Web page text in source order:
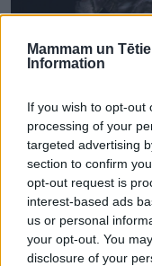
Mammam un
Information
If you wish to opt-out
processing of your
targeted advertising
section to confirm
opt-out request is
interest-based ads
us or personal
your opt-out. You
disclosure of your
KUR ŠODIEN ATPŪSTIES?
Visā pasaulē
izrādi OVO